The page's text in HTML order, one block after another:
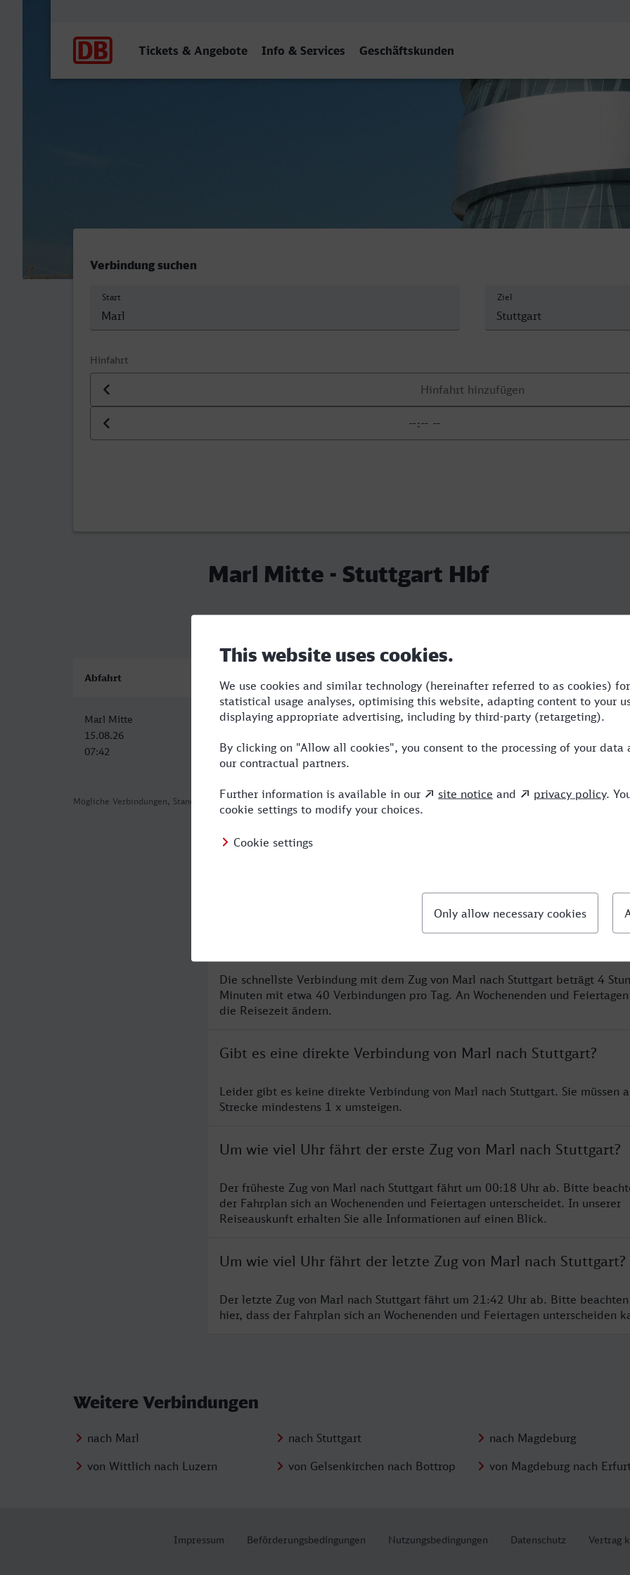
Tickets & Angebote Info & Services Geschäftskunden
Verbindung suchen
Start Ziel
Hinfahrt
Datum der Hinfahrt
Uhrzeit der Hinfahrt
Marl Mitte - Stuttgart Hbf
Mögliche Verbindungen, Stand: 2026-08-01 06:05
Abfahrt
Marl Mitte
15.08.26
07:42
Stuttgart Hbf
4:20 2 S,ICE,IC
Die schnellste Verbindung mit dem Zug von Marl nach Stuttgart beträgt 4
Minuten mit etwa 40 Verbindungen pro Tag. An Wochenenden und
die Reisezeit ändern.
Gibt es eine direkte Verbindung von Marl nach Stuttgart?
Leider gibt es keine direkte Verbindung von Marl nach Stuttgart. Sie müssen
Strecke mindestens 1 x umsteigen.
Um wie viel Uhr fährt der erste Zug von Marl nach Stuttgart?
Der früheste Zug von Marl nach Stuttgart fährt um 00:18 Uhr ab. Bitte
der Fahrplan sich an Wochenenden und Feiertagen unterscheidet. In unserer
Reiseauskunft erhalten Sie alle Informationen auf einen Blick.
Um wie viel Uhr fährt der letzte Zug von Marl nach Stuttgart?
Der letzte Zug von Marl nach Stuttgart fährt um 21:42 Uhr ab. Bitte beachten
hier, dass der Fahrplan sich an Wochenenden und Feiertagen unterscheiden
Weitere Verbindungen
nach Marl nach Stuttgart nach Magdeburg
von Wittlich nach Luzern
von Gelsenkirchen nach Bottrop von Magdeburg nach
Impressum Beförderungsbedingungen Nutzungsbedingungen Datenschutz Vertrag